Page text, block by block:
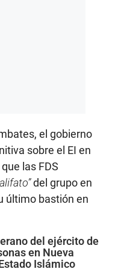
el gobierno
sobre el EI en
las FDS
del grupo en
último bastión en
del ejército de
en Nueva
Islámico